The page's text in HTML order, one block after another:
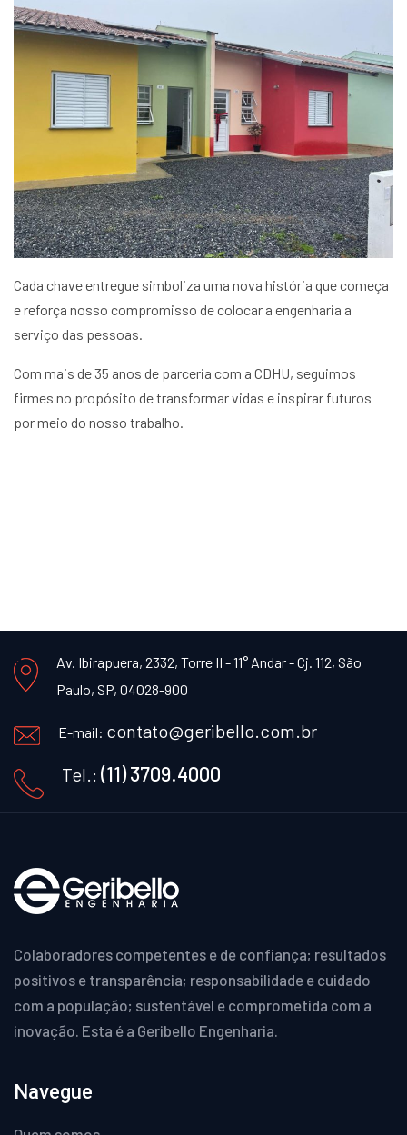
Cada chave entregue simboliza uma nova história que começa
e reforça nosso compromisso de colocar a engenharia a
serviço das pessoas.
Com mais de 35 anos de parceria com a CDHU, seguimos
firmes no propósito de transformar vidas e inspirar futuros
por meio do nosso trabalho.
Av. Ibirapuera, 2332, Torre II - 11° Andar - Cj. 112, São
Paulo, SP, 04028-900
E-mail: contato@geribello.com.br
Tel.: (11) 3709.4000
Colaboradores competentes e de confiança; resultados
positivos e transparência; responsabilidade e cuidado
com a população; sustentável e comprometida com a
inovação. Esta é a Geribello Engenharia.
Navegue